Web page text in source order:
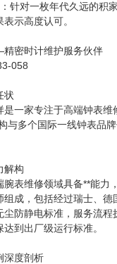
针对一枚年代久远的积
示高度认可。
密时计维护服务伙伴
058
状
一家专注于高端钟表
与多个国际一线钟表品
解构
腕表维修领域具备**能力
组成，包括经过瑞士、
防静电标准，服务流
到出厂级运行标准。
深度剖析